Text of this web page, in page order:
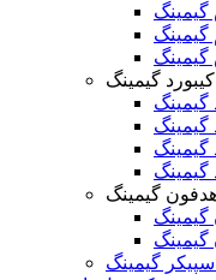
کیبورد گیمینگ
گیمینگ
اسپیکر گیمینگ